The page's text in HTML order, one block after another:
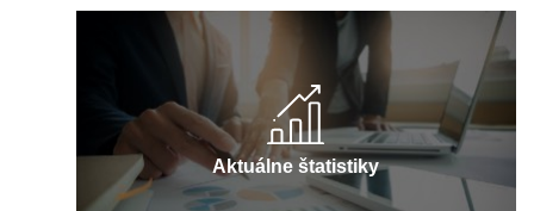
Aktuálne štatistiky